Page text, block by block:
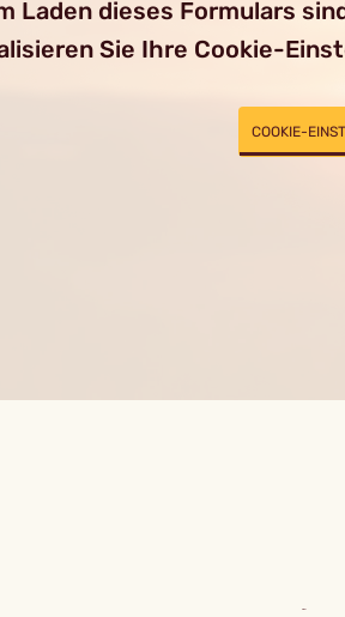
Laden dieses Formulars
Sie Ihre Cookie-
COOKIE-